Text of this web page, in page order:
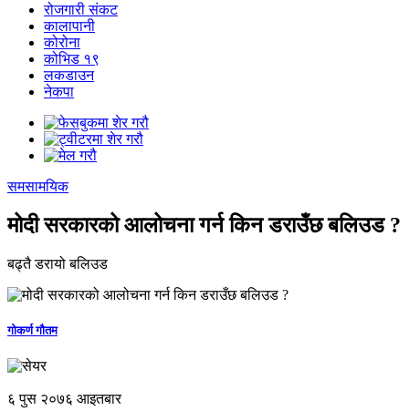
रोजगारी संकट
कालापानी
कोरोना
कोभिड १९
लकडाउन
नेकपा
समसामयिक
मोदी सरकारको आलोचना गर्न किन डराउँछ बलिउड ?
बढ्तै डरायो बलिउड
गोकर्ण गौतम
६ पुस २०७६ आइतबार